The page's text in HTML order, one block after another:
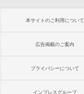
本サイトのご利用について
広告掲載のご案内
プライバシーについて
インプレスグループ